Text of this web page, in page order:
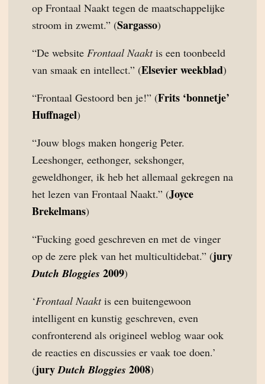
op Frontaal Naakt tegen de maatschappelijke
stroom in zwemt.” (Sargasso)
“De website Frontaal Naaktis een toonbeeld
van smaak en intellect.” (Elsevier weekblad)
“Frontaal Gestoord ben je!” (Frits ‘bonnetje’
Huffnagel)
“Jouw blogs maken hongerig Peter.
Leeshonger, eethonger, sekshonger,
geweldhonger, ik heb het allemaal gekregen na
het lezen van Frontaal Naakt.” (Joyce
Brekelmans)
“Fucking goed geschreven en met de vinger
op de zere plek van het multicultidebat.” (jury
Dutch Bloggies 2009)
‘Frontaal Naaktis een buitengewoon
intelligent en kunstig geschreven, even
confronterend als origineel weblog waar ook
de reacties en discussies er vaak toe doen.’
(juryDutch Bloggies 2008)